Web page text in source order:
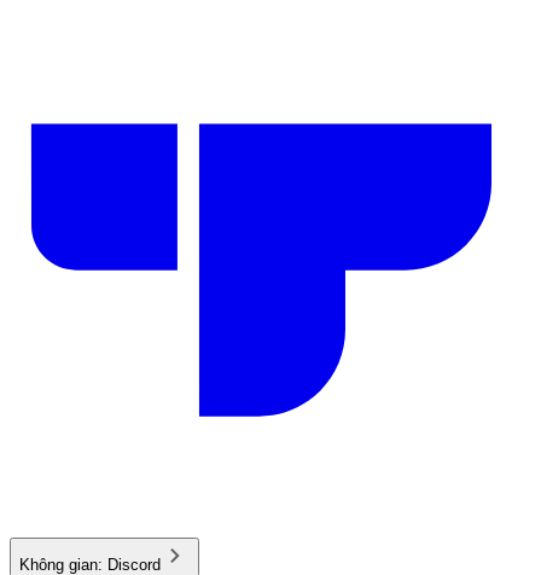
Không gian: Discord